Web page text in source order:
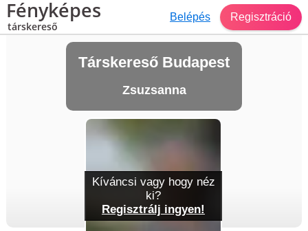
Fényképes
társkereső
Belépés Regisztráció
Társkereső Budapest
Zsuzsanna
Kíváncsi vagy hogy néz
ki?
Regisztrálj ingyen!